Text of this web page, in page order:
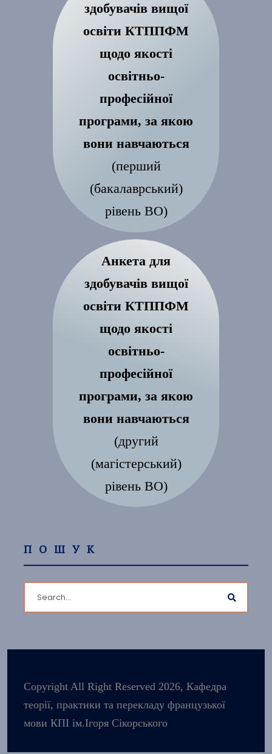
здобувачів вищої
освіти КТППФМ
щодо якості
освітньо-
професійної
програми, за якою
вони навчаються
(перший
(бакалаврський)
рівень ВО)
Анкета для
здобувачів вищої
освіти КТППФМ
щодо якості
освітньо-
професійної
програми, за якою
вони навчаються
(другий
(магістерський)
рівень ВО)
ПОШУК
Copyright All Right Reserved 2026, Кафедра
теорії, практики та перекладу французької
мови КПІ ім.Ігоря Сікорського